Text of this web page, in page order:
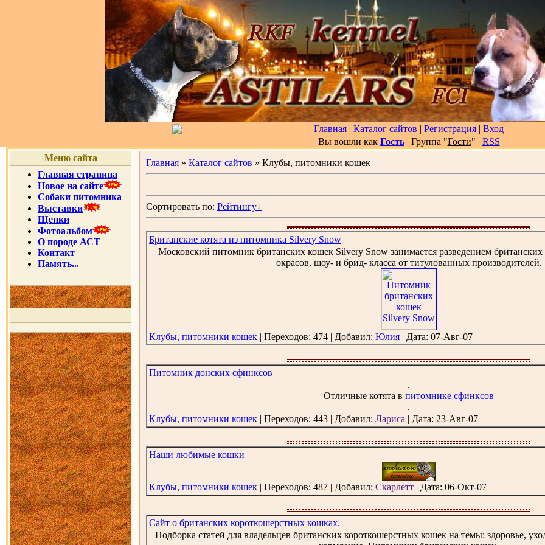
Главная | Каталог сайтов | Регистрация | Вход
Вы вошли как Гость| Группа "Гости" | RSS
Меню сайта
Главная страница
Новое на сайте
Собаки питомника
Выставки
Щенки
Фотоальбом
О породе АСТ
Контакт
Память...
Главная » Каталог сайтов » Клубы, питомники кошек
Сортировать по: Рейтингу
Британские котята из питомника Silvery Snow
Московский питомник британских кошек Silvery Snow занимается разведением
окрасов, шоу- и брид- класса от титулованных производителей.
Клубы, питомники кошек | Переходов: 474 | Добавил: Юлия | Дата: 07-Авг-07
Питомник донских сфинксов
.
Отличные котята в питомнике сфинксов
.
Клубы, питомники кошек | Переходов: 443 | Добавил: Лариса | Дата: 23-Авг-07
Наши любимые кошки
Клубы, питомники кошек | Переходов: 487 | Добавил: Скарлетт | Дата: 06-Окт-07
Сайт о британских короткошерстных кошках.
Подборка статей для владельцев британских короткошерстных кошек на темы: здоровье,